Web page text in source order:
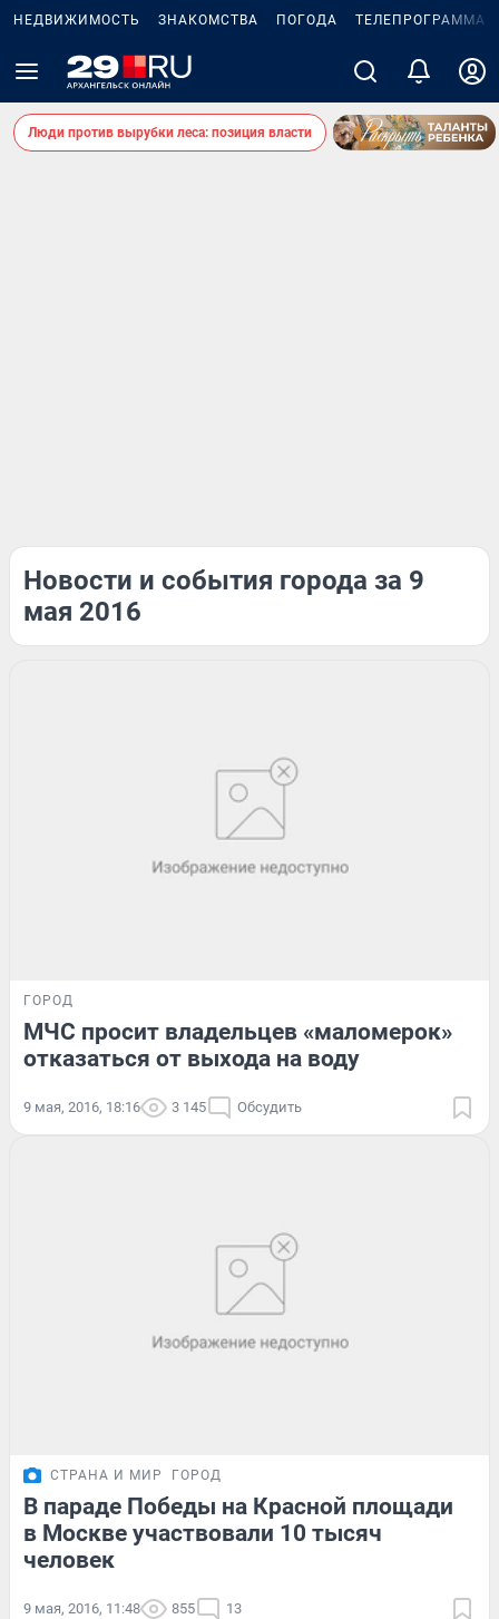
НЕДВИЖИМОСТЬ ЗНАКОМСТВА ПОГОДА ТЕЛЕПРОГРАММА
Люди против вырубки леса: позиция власти
Новости и события города за 9
мая 2016
ГОРОД
МЧС просит владельцев «маломерок»
отказаться от выхода на воду
9 мая, 2016, 18:16 3 145 Обсудить
СТРАНА И МИР ГОРОД
В параде Победы на Красной площади
в Москве участвовали 10 тысяч
человек
9 мая, 2016, 11:48 855 13